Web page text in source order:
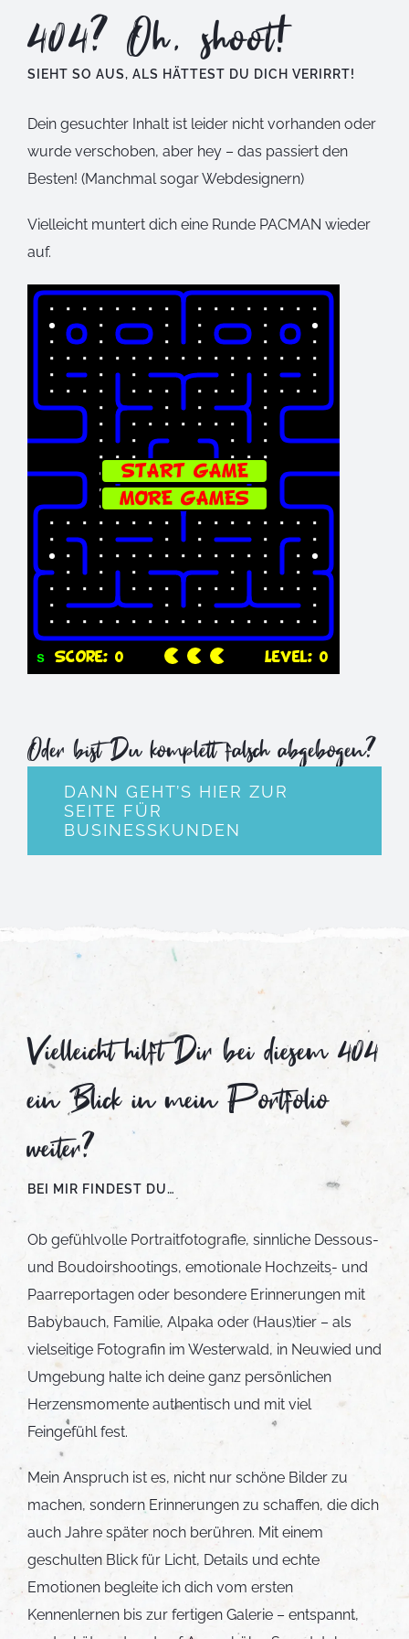
Oder bist Du komplett falsch abgebogen?
DANN GEHT’S HIER ZUR
SEITE FÜR
BUSINESSKUNDEN
404? Oh, shoot!
SIEHT SO AUS, ALS HÄTTEST DU DICH VERIRRT!
Dein gesuchter Inhalt ist leider nicht vorhanden oder
wurde verschoben, aber hey – das passiert den
Besten! (Manchmal sogar Webdesignern)
Vielleicht muntert dich eine Runde PACMAN wieder
auf.
Vielleicht hilft Dir bei diesem 404
ein Blick in mein Portfolio
weiter?
BEI MIR FINDEST DU…
Ob gefühlvolle Portraitfotografie, sinnliche Dessous-
und Boudoirshootings, emotionale Hochzeits- und
Paarreportagen oder besondere Erinnerungen mit
Babybauch, Familie, Alpaka oder (Haus)tier – als
vielseitige Fotografin im Westerwald, in Neuwied und
Umgebung halte ich deine ganz persönlichen
Herzensmomente authentisch und mit viel
Feingefühl fest.
Mein Anspruch ist es, nicht nur schöne Bilder zu
machen, sondern Erinnerungen zu schaffen, die dich
auch Jahre später noch berühren. Mit einem
geschulten Blick für Licht, Details und echte
Emotionen begleite ich dich vom ersten
Kennenlernen bis zur fertigen Galerie – entspannt,